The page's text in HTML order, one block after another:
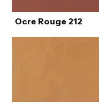
Ocre Rouge 212